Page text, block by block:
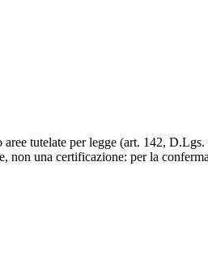
tutelate per legge (art. 142,
una certificazione: per la